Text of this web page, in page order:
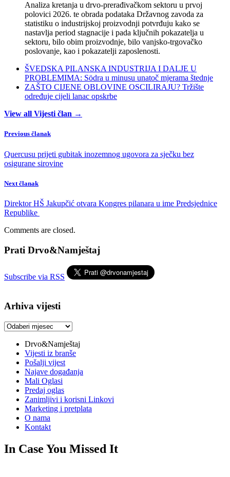
Analiza kretanja u drvo-prerađivačkom sektoru u prvoj
polovici 2026. te obrada podataka Državnog zavoda za
statistiku o industrijskoj proizvodnji potvrđuju kako se
nastavlja period stagnacije i pada ključnih pokazatelja u
sektoru, bilo obim proizvodnje, bilo vanjsko-trgovačko
poslovanje, kao i pokazatelji zaposlenosti.
ŠVEDSKA PILANSKA INDUSTRIJA I DALJE U
PROBLEMIMA: Södra u minusu unatoč mjerama štednje
ZAŠTO CIJENE OBLOVINE OSCILIRAJU? Tržište
određuje cijeli lanac opskrbe
View all Vijesti član →
Previous članak
Quercusu prijeti gubitak inozemnog ugovora za sječku bez
osigurane sirovine
Next članak
Direktor HŠ Jakupčić otvara Kongres pilanara u ime Predsjednice
Republike
Comments are closed.
Prati Drvo&Namještaj
Subscribe via RSS
Arhiva vijesti
Arhiva
Drvo&Namještaj
Vijesti iz branše
Pošalji vijest
Najave događanja
Mali Oglasi
Predaj oglas
Zanimljivi i korisni Linkovi
Marketing i pretplata
O nama
Kontakt
In Case You Missed It